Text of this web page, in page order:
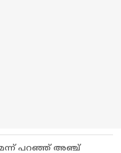
പറഞ്ഞ് അഞ്ച്